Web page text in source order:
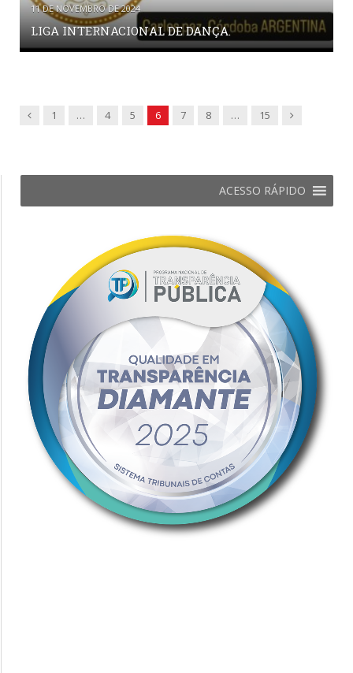
11 DE NOVEMBRO DE 2024
LIGA INTERNACIONAL DE DANÇA.
Previous
1 … 4 5 6 7 8 … 15 Next
ACESSO RÁPIDO